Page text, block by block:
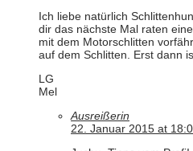
Ich liebe natürlich
dir das nächste Mal raten
mit dem Motorschlitten
auf dem Schlitten. Erst dann
LG
Mel
Ausreißerin
22. Januar 2015 at